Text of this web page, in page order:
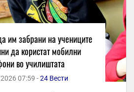
им забрани на учениците
да користат мобилни
во училиштата
07:59 -24 Вести